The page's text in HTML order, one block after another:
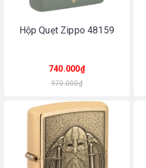
Hộp Quẹt Zippo 48159
740.000₫
970.000₫